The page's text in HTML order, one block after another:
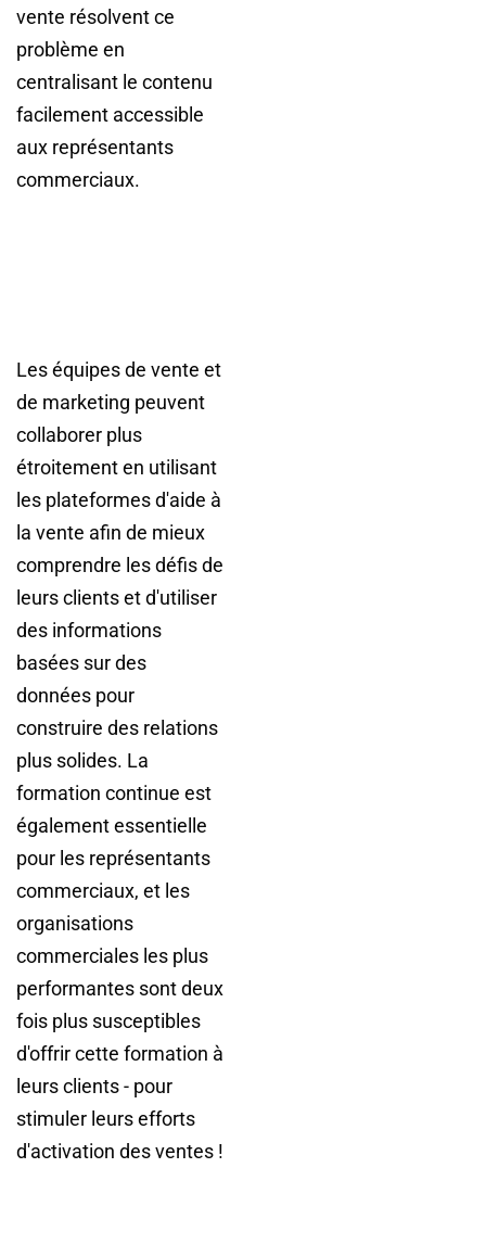
vente résolvent ce
problème en
centralisant le contenu
facilement accessible
aux représentants
commerciaux.
Les équipes de vente et
de marketing peuvent
collaborer plus
étroitement en utilisant
les plateformes d'aide à
la vente afin de mieux
comprendre les défis de
leurs clients et d'utiliser
des informations
basées sur des
données pour
construire des relations
plus solides. La
formation continue est
également essentielle
pour les représentants
commerciaux, et les
organisations
commerciales les plus
performantes sont deux
fois plus susceptibles
d'offrir cette formation à
leurs clients - pour
stimuler leurs efforts
d'activation des ventes !